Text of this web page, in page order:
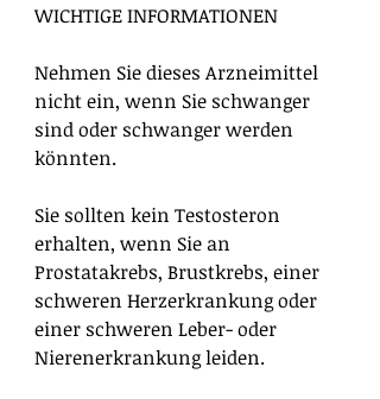
WICHTIGE INFORMATIONEN
Nehmen Sie dieses Arzneimittel
nicht ein, wenn Sie schwanger
sind oder schwanger werden
könnten.
Sie sollten kein Testosteron
erhalten, wenn Sie an
Prostatakrebs, Brustkrebs, einer
schweren Herzerkrankung oder
einer schweren Leber- oder
Nierenerkrankung leiden.